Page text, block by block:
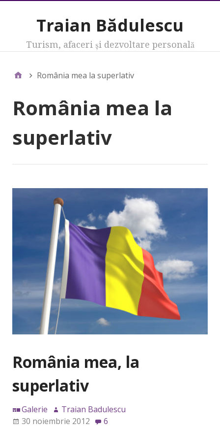
Traian Bădulescu
Turism, afaceri şi dezvoltare personală
România mea la superlativ
România mea la
superlativ
România mea, la
superlativ
Galerie
Traian Badulescu
30 noiembrie 2012
6